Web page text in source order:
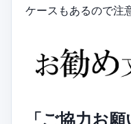
ケースもあるので注
「ご協力お